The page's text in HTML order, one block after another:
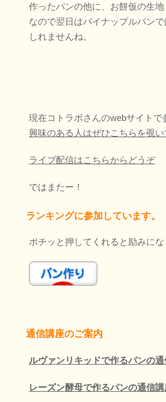
作ったパンの他に、お餅仮の生地
なので翌日はパイナップルパン
しれませんね。
現在コトラボさんのwebサイトで
興味のある人はぜひこちらを覗い
ライブ配信はこちらからどうぞ
ではまたー！
ランキングに参加しています。
ポチッと押してくれると励みにな
通信講座のご案内
ルヴァンリキッドで作るパンの
レーズン酵母で作るパンの通信